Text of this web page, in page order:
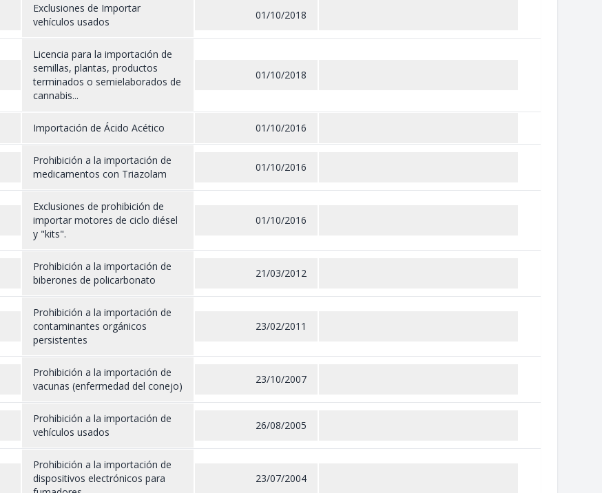
Exclusiones de Importar
vehículos usados
01/10/2018
Licencia para la importación de
semillas, plantas, productos
terminados o semielaborados de
cannabis...
01/10/2018
Importación de Ácido Acético 01/10/2016
Prohibición a la importación de
medicamentos con Triazolam
01/10/2016
Exclusiones de prohibición de
importar motores de ciclo diésel
y "kits".
01/10/2016
Prohibición a la importación de
biberones de policarbonato
21/03/2012
Prohibición a la importación de
contaminantes orgánicos
persistentes
23/02/2011
Prohibición a la importación de
vacunas (enfermedad del conejo)
23/10/2007
Prohibición a la importación de
vehículos usados
26/08/2005
Prohibición a la importación de
dispositivos electrónicos para
23/07/2004